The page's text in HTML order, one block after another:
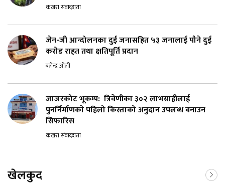
कखरा संवाददाता
जेन-जी आन्दोलनका दुई जनासहित ५३ जनालाई पौने दुई
करोड राहत तथा क्षतिपूर्ति प्रदान
बलेन्द्र ओली
जाजरकोट भूकम्प: त्रिवेणीका ३०२ लाभग्राहीलाई
पुनर्निर्माणकाे पहिलो किस्ताको अनुदान उपलब्ध बनाउन
सिफारिस
कखरा संवाददाता
खेलकुद